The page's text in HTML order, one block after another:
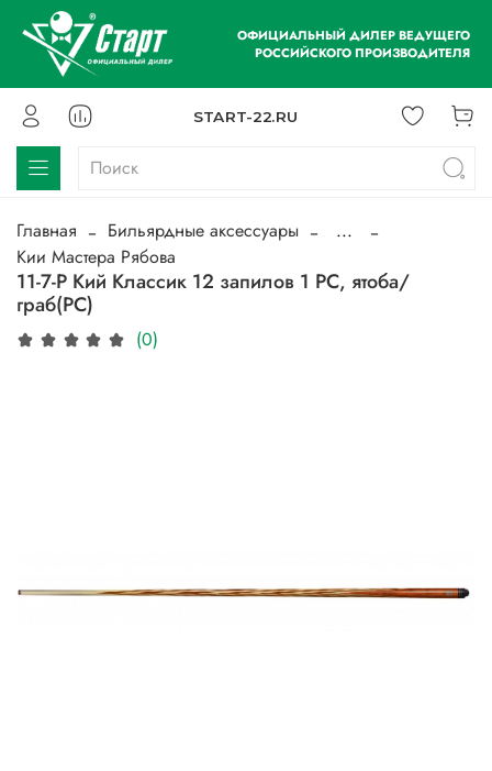
ОФИЦИАЛЬНЫЙ ДИЛЕР ВЕДУЩЕГО
РОССИЙСКОГО ПРОИЗВОДИТЕЛЯ
START-22.RU
Главная Бильярдные аксессуары
...
Кии Мастера Рябова
11-7-Р Кий Классик 12 запилов 1 РС, ятоба/
граб(РС)
(0)